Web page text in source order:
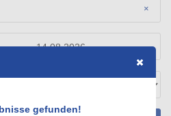
×
gefunden!